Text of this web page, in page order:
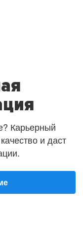
Карьерный
и даст